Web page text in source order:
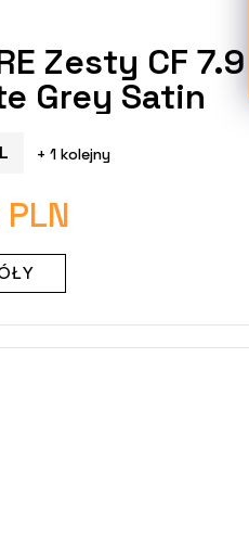
Zesty CF 7.9
Grey Satin
L + 1 kolejny